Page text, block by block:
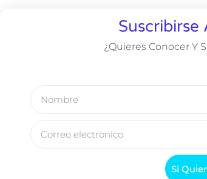
Suscribirse
¿Quieres Conocer Y
Si